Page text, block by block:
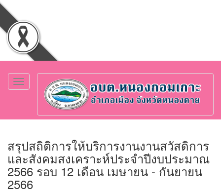
Toggle
navigation
สรุปสถิติการให้บริการงานงานสวัสดิการ
และสังคมสงเคราะห์ประจำปีงบประมาณ
2566 รอบ 12 เดือน เมษายน - กันยายน
2566